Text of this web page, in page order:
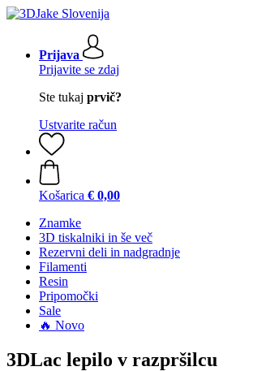
Prijava
Prijavite se zdaj
Ste tukaj prvič?
Ustvarite račun
Košarica € 0,00
Znamke
3D tiskalniki in še več
Rezervni deli in nadgradnje
Filamenti
Resin
Pripomočki
Sale
🔥 Novo
3DLac lepilo v razpršilcu